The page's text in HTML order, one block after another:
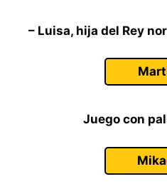
– Luisa, hija del Rey
Juego con